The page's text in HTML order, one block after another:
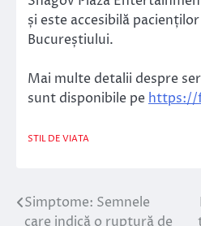
și este accesibilă
Bucureștiului.
Mai multe detalii despre
sunt disponibile pe https://
STIL DE VIATA
Navigare
Simptome: Semnele
care indică o ruptură de